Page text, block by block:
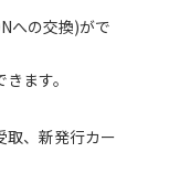
への交換)がで
ます。
取、新発行カー